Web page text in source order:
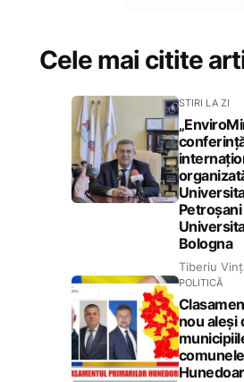
Cele mai citite
STIRI LA ZI
Petroșani
Bologna
Tiberiu
POLITICĂ
nou aleși